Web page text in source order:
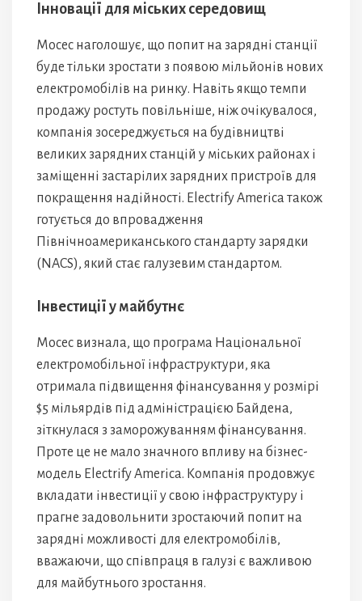
Інновації для міських середовищ
Мосес наголошує, що попит на зарядні станції
буде тільки зростати з появою мільйонів нових
електромобілів на ринку. Навіть якщо темпи
продажу ростуть повільніше, ніж очікувалося,
компанія зосереджується на будівництві
великих зарядних станцій у міських районах і
заміщенні застарілих зарядних пристроїв для
покращення надійності. Electrify America також
готується до впровадження
Північноамериканського стандарту зарядки
(NACS), який стає галузевим стандартом.
Інвестиції у майбутнє
Мосес визнала, що програма Національної
електромобільної інфраструктури, яка
отримала підвищення фінансування у розмірі
$5 мільярдів під адміністрацією Байдена,
зіткнулася з заморожуванням фінансування.
Проте це не мало значного впливу на бізнес-
модель Electrify America. Компанія продовжує
вкладати інвестиції у свою інфраструктуру і
прагне задовольнити зростаючий попит на
зарядні можливості для електромобілів,
вважаючи, що співпраця в галузі є важливою
для майбутнього зростання.